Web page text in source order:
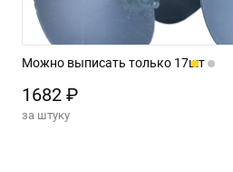
Можно выписать только 17шт
1682 ₽
за штуку